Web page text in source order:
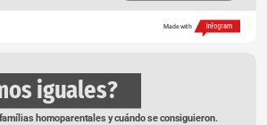
Made with
iguales?
homoparentales y cuándo se consiguieron.